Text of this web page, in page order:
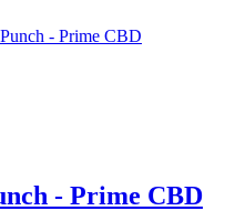
- Prime CBD